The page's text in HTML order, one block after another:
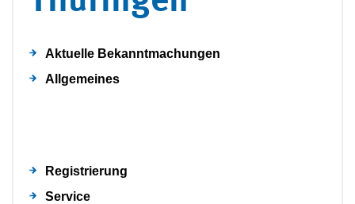
Aktuelle Bekanntmachungen
Allgemeines
Registrierung
Service